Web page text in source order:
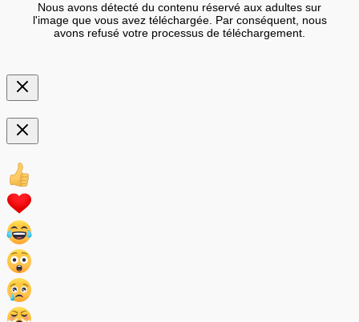
Nous avons détecté du contenu réservé aux adultes sur
l'image que vous avez téléchargée. Par conséquent, nous
avons refusé votre processus de téléchargement.